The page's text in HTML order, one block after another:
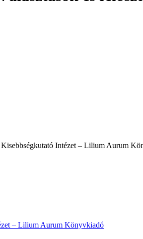
Intézet – Lilium Aurum
– Lilium Aurum Könyvkiadó